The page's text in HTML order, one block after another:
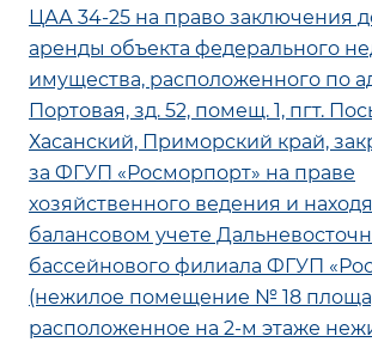
ЦАА 34-25 на право заключения
аренды объекта федерального
имущества, расположенного по
Портовая, зд. 52, помещ. 1, пгт.
Хасанский, Приморский край,
за ФГУП «Росморпорт» на праве
хозяйственного ведения и
балансовом учете
бассейнового филиала ФГУП
(нежилое помещение № 18
расположенное на 2-м этаже